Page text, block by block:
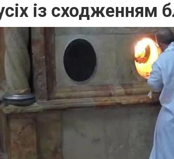
із сходженням